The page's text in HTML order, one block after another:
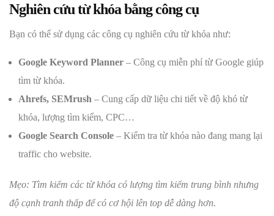
Nghiên cứu từ khóa bằng công cụ
Bạn có thể sử dụng các công cụ nghiên cứu từ khóa như:
Google Keyword Planner – Công cụ miễn phí từ Google giúp
tìm từ khóa.
Ahrefs, SEMrush – Cung cấp dữ liệu chi tiết về độ khó từ
khóa, lượng tìm kiếm, CPC…
Google Search Console – Kiểm tra từ khóa nào đang mang lại
traffic cho website.
Mẹo: Tìm kiếm các từ khóa có lượng tìm kiếm trung bình nhưng
độ cạnh tranh thấp để có cơ hội lên top dễ dàng hơn.